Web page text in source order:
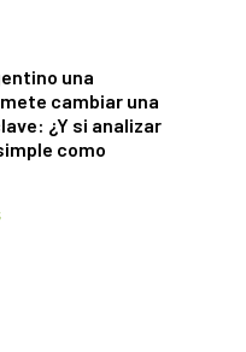
una
cambiar una
¿Y si analizar
como